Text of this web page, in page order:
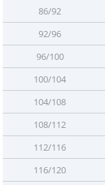
86/92
92/96
96/100
100/104
104/108
108/112
112/116
116/120